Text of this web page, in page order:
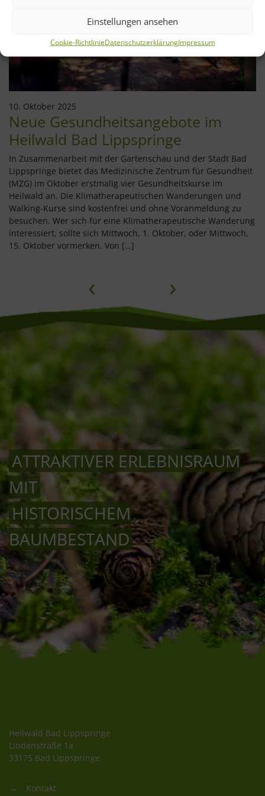
Einstellungen ansehen
Cookie-RichtlinieDatenschutzerklärungImpressum
10. Oktober 2025
Neue Gesundheitsangebote im
Heilwald Bad Lippspringe
In Zusammenarbeit mit der Gartenschau und der Stadt Bad
Lippspringe bietet das Medizinische Zentrum für Gesundheit
(MZG) im Oktober erstmalig vier Gesundheitskurse im
Heilwald an. Die Klimatherapeutischen Wanderungen und
Walking-Kurse sind kostenfrei und ohne Voranmeldung zu
besuchen. Wer sich für eine Klimatherapeutische Wanderung
interessiert, sollte sich Mittwoch, 1. Oktober, oder Mittwoch,
15. Oktober vormerken. Von […]
‹ ›
ATTRAKTIVER ERLEBNISRAUM
MIT
HISTORISCHEM
BAUMBESTAND
Heilwald Bad Lippspringe
Lindenstraße 1a
33175 Bad Lippspringe
Kontakt